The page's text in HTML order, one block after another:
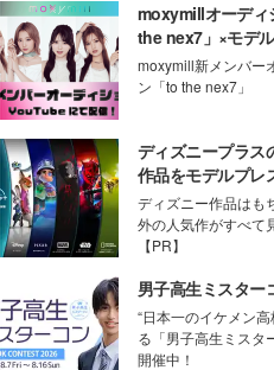
moxymillオーディ
the nex7」×モデ
moxymill新メンバー
ン「to the nex7」
ディズニープラス
作品をモデルプレ
ディズニー作品はも
外の人気作がすべて
【PR】
男子高生ミスター
“日本一のイケメン高
る「男子高生ミスタ
開催中！